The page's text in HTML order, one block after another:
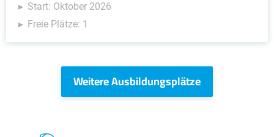
Start: Oktober 2026
Freie Plätze: 1
Weitere Ausbildungsplätze